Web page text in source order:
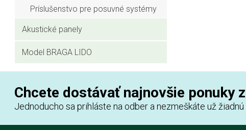
Príslušenstvo pre posuvné systémy
Akustické panely
Model BRAGA LIDO
Chcete dostávať najnovšie ponuky
Jednoducho sa prihláste na odber a nezmeškáte už žiadnú